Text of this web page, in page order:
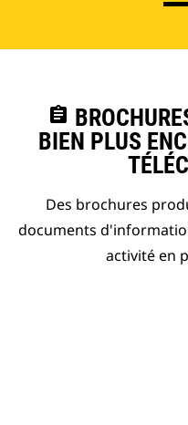
assignment
BIEN PLUS
Des brochures
documents
activité en